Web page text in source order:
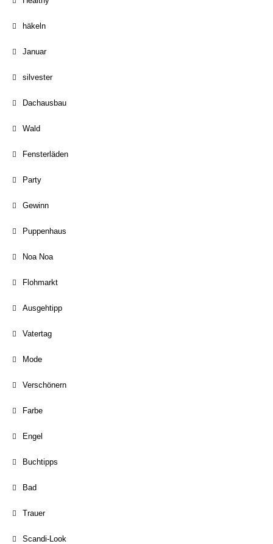
häkeln
Januar
silvester
Dachausbau
Wald
Fensterläden
Party
Gewinn
Puppenhaus
Noa Noa
Flohmarkt
Ausgehtipp
Vatertag
Mode
Verschönern
Farbe
Engel
Buchtipps
Bad
Trauer
Scandi-Look